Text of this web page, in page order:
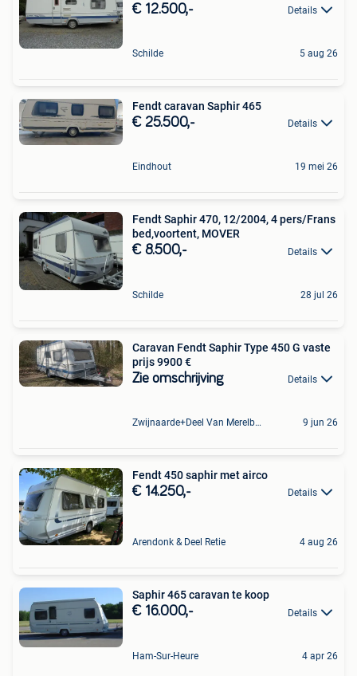
€ 12.500,- Details
Schilde 5 aug 26
Fendt caravan Saphir 465
€ 25.500,- Details
Eindhout 19 mei 26
Fendt Saphir 470, 12/2004, 4 pers/Frans
bed,voortent, MOVER
€ 8.500,- Details
Schilde 28 jul 26
Caravan Fendt Saphir Type 450 G vaste
prijs 9900 €
Zie omschrijving Details
Zwijnaarde+Deel Van Merelbeke 9 jun 26
Fendt 450 saphir met airco
€ 14.250,- Details
Arendonk & Deel Retie 4 aug 26
Saphir 465 caravan te koop
€ 16.000,- Details
Ham-Sur-Heure 4 apr 26